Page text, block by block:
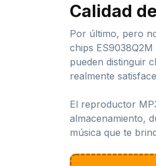
Calidad
Por último, pero
chips
pueden distinguir
realmente
El reproductor
almacenamiento,
música que te